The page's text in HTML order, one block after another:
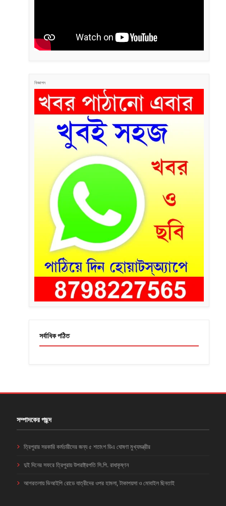
বিজ্ঞাপন
সর্বাধিক পঠিত
সম্পাদকের পছন্দ
ত্রিপুরার সরকারি কর্মচারীদের জন্য ৫ শতাংশ ডিএ ঘোষণা মুখ্যমন্ত্রীর
দুই দিনের সফরে ত্রিপুরায় উপরাষ্ট্রপতি সি.পি. রাধাকৃষ্ণন
আগরতলায় ভিআইপি রোডে যাত্রীদের ওপর হামলা, টাকাপয়সা ও মোবাইল ছিনতাই